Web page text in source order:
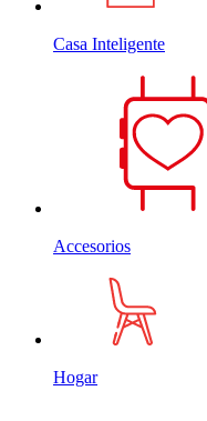
Casa Inteligente
Accesorios
Hogar